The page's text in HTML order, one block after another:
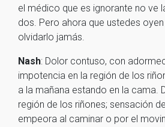
el médico que es ignorante no ve
dos. Pero ahora que ustedes
olvidarlo jamás.
Nash: Dolor contuso, con
impotencia en la región de los
a la mañana estando en la cama.
región de los riñones; sensación
empeora al caminar o por el